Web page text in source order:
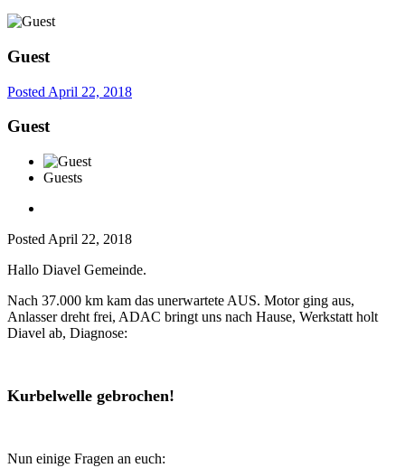
Guest
Posted April 22, 2018
Guest
Guests
Posted April 22, 2018
Hallo Diavel Gemeinde.
Nach 37.000 km kam das unerwartete AUS. Motor ging aus,
Anlasser dreht frei, ADAC bringt uns nach Hause, Werkstatt holt
Diavel ab, Diagnose:
Kurbelwelle gebrochen!
Nun einige Fragen an euch: